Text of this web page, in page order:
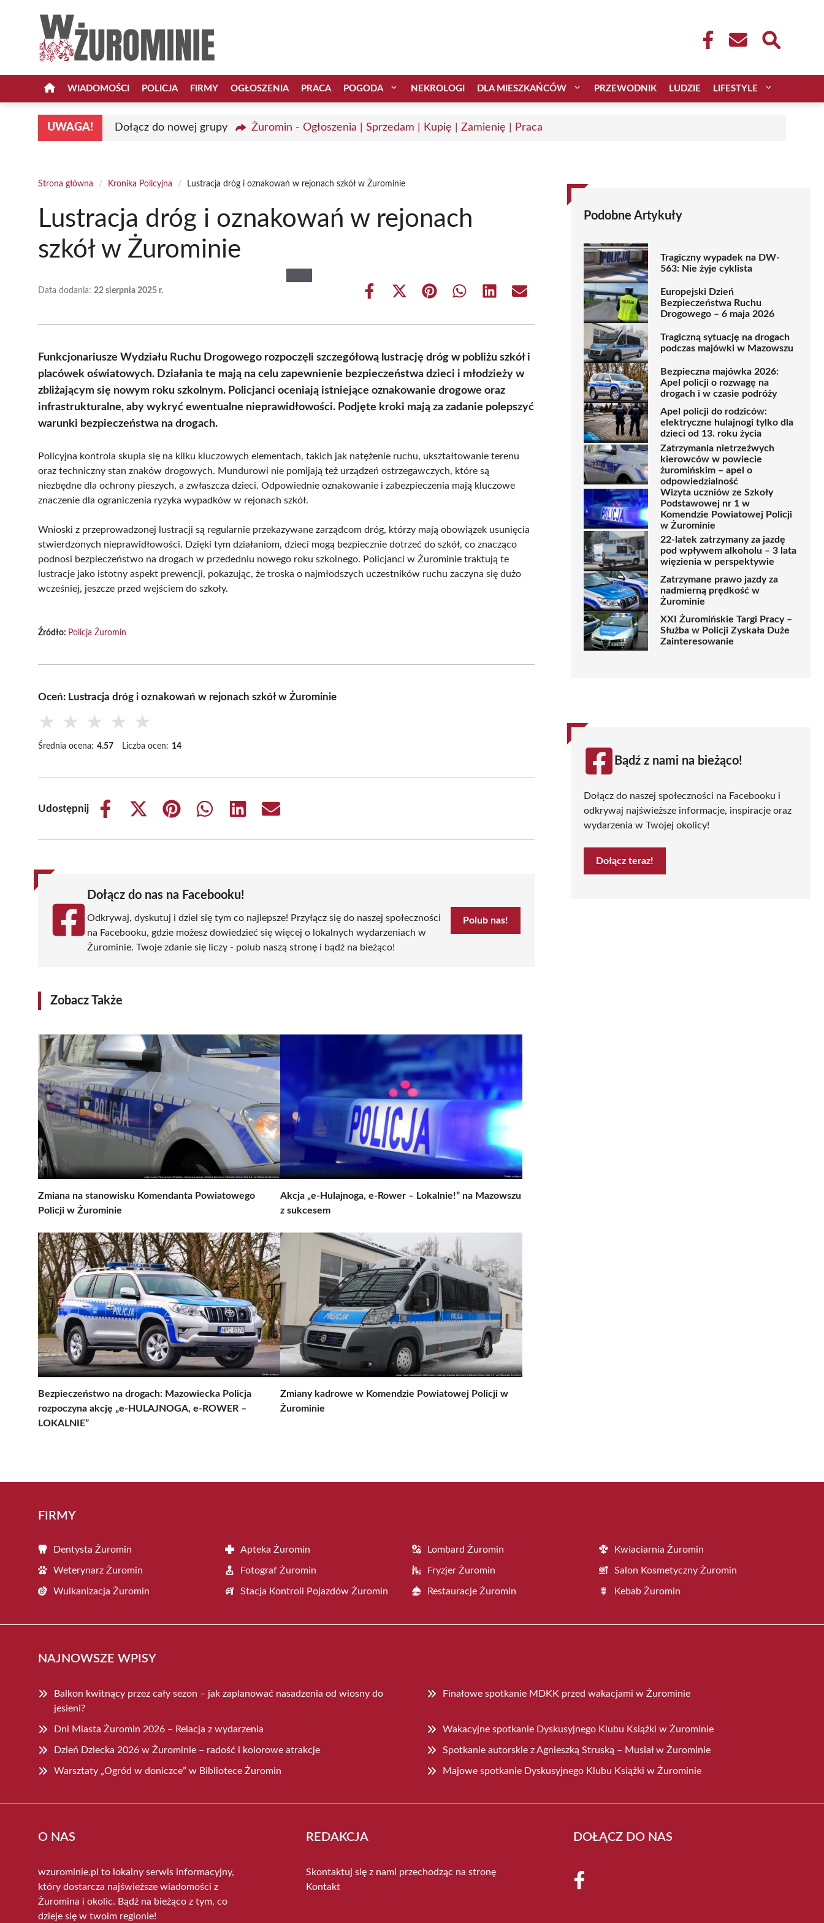
WIADOMOŚCI POLICJA FIRMY OGŁOSZENIA PRACA POGODA NEKROLOGI DLA MIESZKAŃCÓW PRZEWODNIK LUDZIE LIFESTYLE
UWAGA! Dołącz do nowej grupy Żuromin - Ogłoszenia | Sprzedam | Kupię | Zamienię | Praca
Strona główna / Kronika Policyjna / Lustracja dróg i oznakowań w rejonach szkół w Żurominie
Lustracja dróg i oznakowań w rejonach
szkół w Żurominie
Data dodania: 22 sierpnia 2025 r.
Share
Share
(Twitter)
Share Share Share Share
Funkcjonariusze Wydziału Ruchu Drogowego rozpoczęli szczegółową lustrację dróg w pobliżu szkół i
placówek oświatowych. Działania te mają na celu zapewnienie bezpieczeństwa dzieci i młodzieży w
zbliżającym się nowym roku szkolnym. Policjanci oceniają istniejące oznakowanie drogowe oraz
infrastrukturalne, aby wykryć ewentualne nieprawidłowości. Podjęte kroki mają za zadanie polepszyć
warunki bezpieczeństwa na drogach.
Policyjna kontrola skupia się na kilku kluczowych elementach, takich jak natężenie ruchu, ukształtowanie terenu
oraz techniczny stan znaków drogowych. Mundurowi nie pomijają też urządzeń ostrzegawczych, które są
niezbędne dla ochrony pieszych, a zwłaszcza dzieci. Odpowiednie oznakowanie i zabezpieczenia mają kluczowe
znaczenie dla ograniczenia ryzyka wypadków w rejonach szkół.
Wnioski z przeprowadzonej lustracji są regularnie przekazywane zarządcom dróg, którzy mają obowiązek usunięcia
stwierdzonych nieprawidłowości. Dzięki tym działaniom, dzieci mogą bezpiecznie dotrzeć do szkół, co znacząco
podnosi bezpieczeństwo na drogach w przededniu nowego roku szkolnego. Policjanci w Żurominie traktują te
lustracje jako istotny aspekt prewencji, pokazując, że troska o najmłodszych uczestników ruchu zaczyna się dużo
wcześniej, jeszcze przed wejściem do szkoły.
Źródło: Policja Żuromin
Oceń: Lustracja dróg i oznakowań w rejonach szkół w Żurominie
★ ★ ★ ★ ★
Średnia ocena: 4.57 Liczba ocen: 14
Udostępnij
Share
Share
(Twitter)
Share
Share
Share
Share
Dołącz do nas na Facebooku!
Odkrywaj, dyskutuj i dziel się tym co najlepsze! Przyłącz się do naszej społeczności
na Facebooku, gdzie możesz dowiedzieć się więcej o lokalnych wydarzeniach w
Żurominie. Twoje zdanie się liczy - polub naszą stronę i bądź na bieżąco!
Polub nas!
Zobacz Także
Zmiana na stanowisku Komendanta Powiatowego
Policji w Żurominie
Akcja „e-Hulajnoga, e-Rower – Lokalnie!” na Mazowszu
z sukcesem
Bezpieczeństwo na drogach: Mazowiecka Policja
rozpoczyna akcję „e-HULAJNOGA, e-ROWER –
LOKALNIE”
Zmiany kadrowe w Komendzie Powiatowej Policji w
Żurominie
Podobne Artykuły
Tragiczny wypadek na DW-
563: Nie żyje cyklista
Europejski Dzień
Bezpieczeństwa Ruchu
Drogowego – 6 maja 2026
Tragiczną sytuację na drogach
podczas majówki w Mazowszu
Bezpieczna majówka 2026:
Apel policji o rozwagę na
drogach i w czasie podróży
Apel policji do rodziców:
elektryczne hulajnogi tylko dla
dzieci od 13. roku życia
Zatrzymania nietrzeźwych
kierowców w powiecie
żuromińskim – apel o
odpowiedzialność
Wizyta uczniów ze Szkoły
Podstawowej nr 1 w
Komendzie Powiatowej Policji
w Żurominie
22-latek zatrzymany za jazdę
pod wpływem alkoholu – 3 lata
więzienia w perspektywie
Zatrzymane prawo jazdy za
nadmierną prędkość w
Żurominie
XXI Żuromińskie Targi Pracy –
Służba w Policji Zyskała Duże
Zainteresowanie
Bądź z nami na bieżąco!
Dołącz do naszej społeczności na Facebooku i
odkrywaj najświeższe informacje, inspiracje oraz
wydarzenia w Twojej okolicy!
Dołącz teraz!
FIRMY
Dentysta Żuromin Apteka Żuromin Lombard Żuromin Kwiaciarnia Żuromin
Weterynarz Żuromin Fotograf Żuromin Fryzjer Żuromin Salon Kosmetyczny Żuromin
Wulkanizacja Żuromin Stacja Kontroli Pojazdów Żuromin Restauracje Żuromin Kebab Żuromin
NAJNOWSZE WPISY
Balkon kwitnący przez cały sezon – jak zaplanować nasadzenia od wiosny do
jesieni?
Finałowe spotkanie MDKK przed wakacjami w Żurominie
Dni Miasta Żuromin 2026 – Relacja z wydarzenia Wakacyjne spotkanie Dyskusyjnego Klubu Książki w Żurominie
Dzień Dziecka 2026 w Żurominie – radość i kolorowe atrakcje Spotkanie autorskie z Agnieszką Struską – Musiał w Żurominie
Warsztaty „Ogród w doniczce” w Bibliotece Żuromin Majowe spotkanie Dyskusyjnego Klubu Książki w Żurominie
O NAS
wzurominie.pl to lokalny serwis informacyjny,
który dostarcza najświeższe wiadomości z
Żuromina i okolic. Bądź na bieżąco z tym, co
dzieje się w twoim regionie!
REDAKCJA
Skontaktuj się z nami przechodząc na stronę
Kontakt
DOŁĄCZ DO NAS